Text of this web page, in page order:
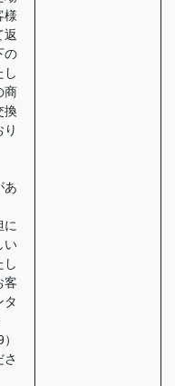
様
返
の
し
商
換
あ
に
い
し
客
タ
さ